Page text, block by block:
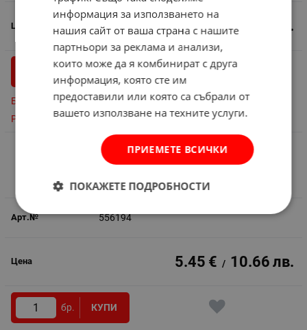
5.45€ / 10.66 лв.
КУПИ
Бърза поръчка
Резервирай
556194
Лазурен лак Dekorator Life Style 650 мл -
ПАЛИСАНДЪР
5.45 € / 10.66лв.
бр. КУПИ
информация за използването на
нашия сайт от ваша страна с нашите
партньори за реклама и анализи,
които може да я комбинират с друга
информация, която сте им
предоставили или която са събрали от
вашето използване на техните услуги.
ПРИЕМЕТЕ ВСИЧКИ
ПОКАЖЕТЕ ПОДРОБНОСТИ